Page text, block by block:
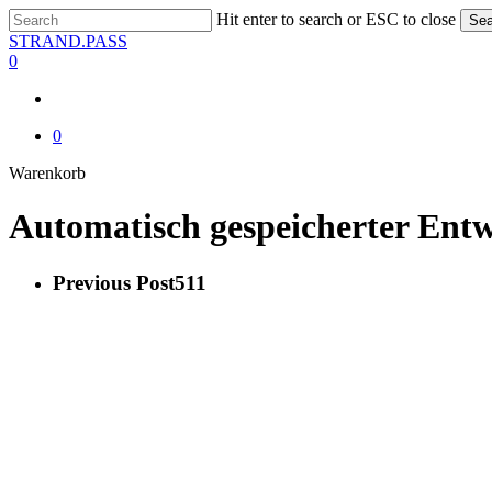
Skip
to
main
Hit enter to search or ESC to close
Close
Search
STRAND.PASS
0
0
WarenkorbClose
Automatisch gespeicherter
Previous Post511